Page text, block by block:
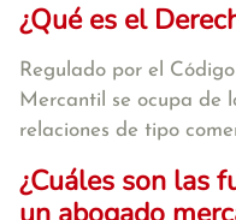
¿Qué es el
Regulado por el
Mercantil se ocupa de
relaciones de tipo
¿Cuáles son las